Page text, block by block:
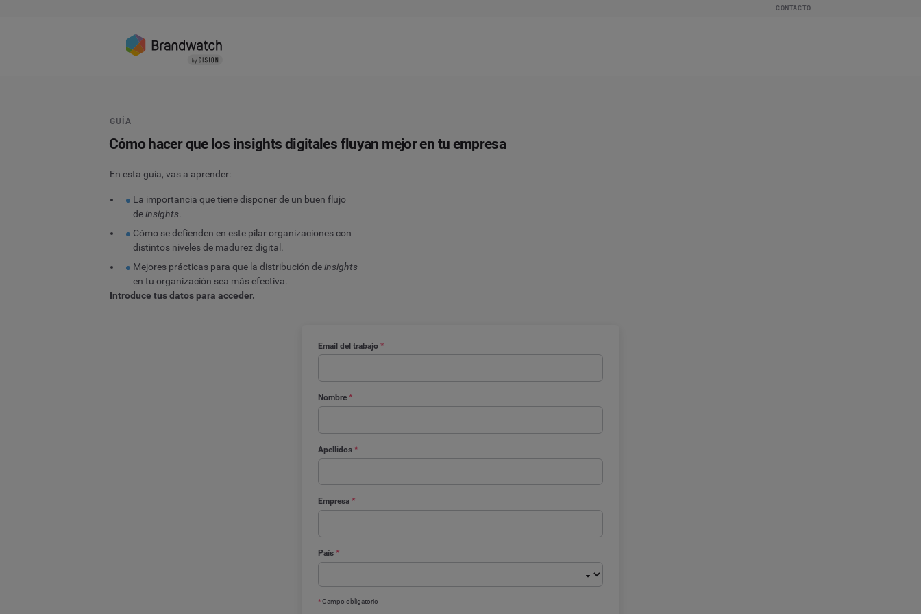
CONTACTO
Email del trabajo *
Nombre *
Apellidos *
Empresa *
País *
*Campo obligatorio
GUÍA
Cómo hacer que los insights digitales fluyan mejor en tu empresa
En esta guía, vas a aprender:
La importancia que tiene disponer de un buen flujo
deinsights.
Cómo se defienden en este pilar organizaciones con
distintos niveles de madurez digital.
Mejores prácticas para que la distribución deinsights
en tu organización sea más efectiva.
Introduce tus datos para acceder.